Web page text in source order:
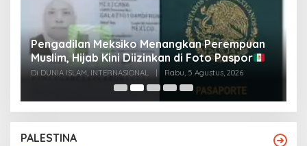
Pengadilan Meksiko Menangkan Perempuan
Muslim, Hijab Kini Diizinkan di Foto Paspor
Di DUNIA ISLAM, INTERNASIONAL Rabu, 5 Agustus, 2026
PALESTINA